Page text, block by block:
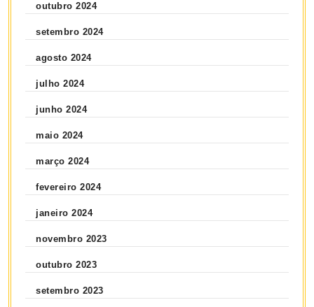
outubro 2024
setembro 2024
agosto 2024
julho 2024
junho 2024
maio 2024
março 2024
fevereiro 2024
janeiro 2024
novembro 2023
outubro 2023
setembro 2023